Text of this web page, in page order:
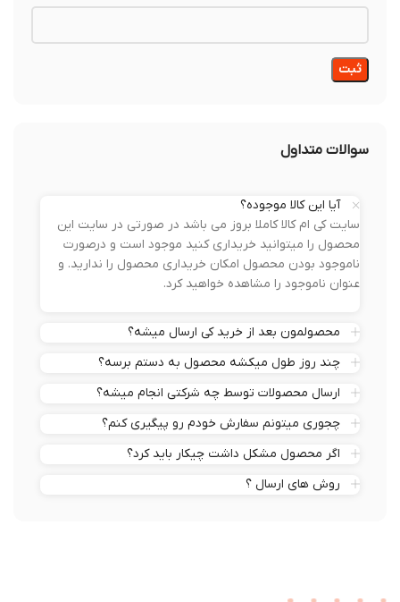
سوالات متداول
آیا این کالا موجوده؟
سایت کی ام کالا کاملا بروز می باشد در صورتی در سایت این
محصول را میتوانید خریداری کنید موجود است و درصورت
ناموجود بودن محصول امکان خریداری محصول را ندارید. و
عنوان ناموجود را مشاهده خواهید کرد.
محصولمون بعد از خرید کی ارسال میشه؟
چند روز طول میکشه محصول به دستم برسه؟
ارسال محصولات توسط چه شرکتی انجام میشه؟
چجوری میتونم سفارش خودم رو پیگیری کنم؟
اگر محصول مشکل داشت چیکار باید کرد؟
روش های ارسال ؟